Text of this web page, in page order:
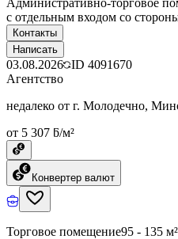
Административно-торговое
с отдельным входом со
Контакты
Написать
03.08.2026 ID 4091670
Агентство
недалеко от г. Молодечно,
от 5 307 ƃ/м²
Конвертер валют
Торговое помещение95 - 135 м²